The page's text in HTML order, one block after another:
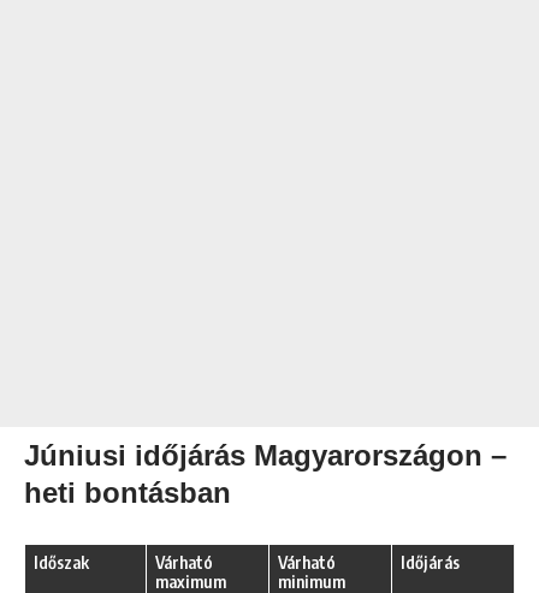
Júniusi időjárás Magyarországon –
heti bontásban
Időszak
Várható
maximum
Várható
minimum
Időjárás